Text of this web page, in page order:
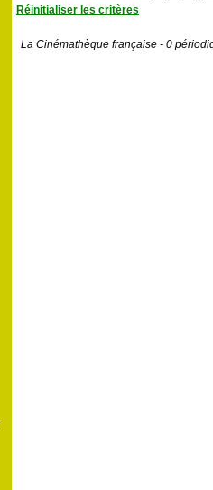
Réinitialiser les critères
La Cinémathèque française - 0